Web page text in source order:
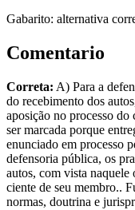
Gabarito: alternativa
Comentario
Correta: A) Para a
do recebimento dos
aposição no processo
ser marcada porque
enunciado em processo
defensoria pública, os
autos, com vista naquele
ciente de seu membro..
normas, doutrina e